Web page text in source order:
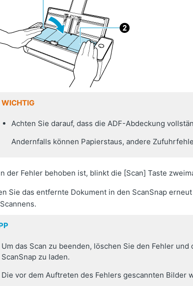
WICHTIG
Achten Sie darauf, dass die ADF-Abdeckung
Andernfalls können Papierstaus, andere
der Fehler behoben ist, blinkt die [Scan] Taste
Sie das entfernte Dokument in den ScanSnap
Um das Scan zu beenden, löschen Sie den Fehler
ScanSnap zu laden.
Die vor dem Auftreten des Fehlers gescannten